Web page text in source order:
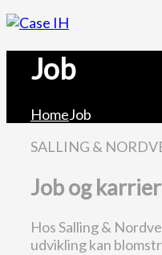
Job
HomeJob
SALLING &
Job og
Hos Salling &
udvikling kan